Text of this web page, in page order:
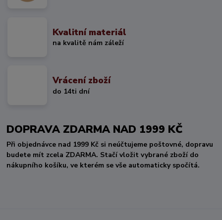
Kvalitní materiál
na kvalitě nám záleží
Vrácení zboží
do 14ti dní
DOPRAVA ZDARMA NAD 1999 KČ
Při objednávce nad 1999 Kč si neúčtujeme poštovné, dopravu
budete mít zcela ZDARMA. Stačí vložit vybrané zboží do
nákupního košíku, ve kterém se vše automaticky spočítá.